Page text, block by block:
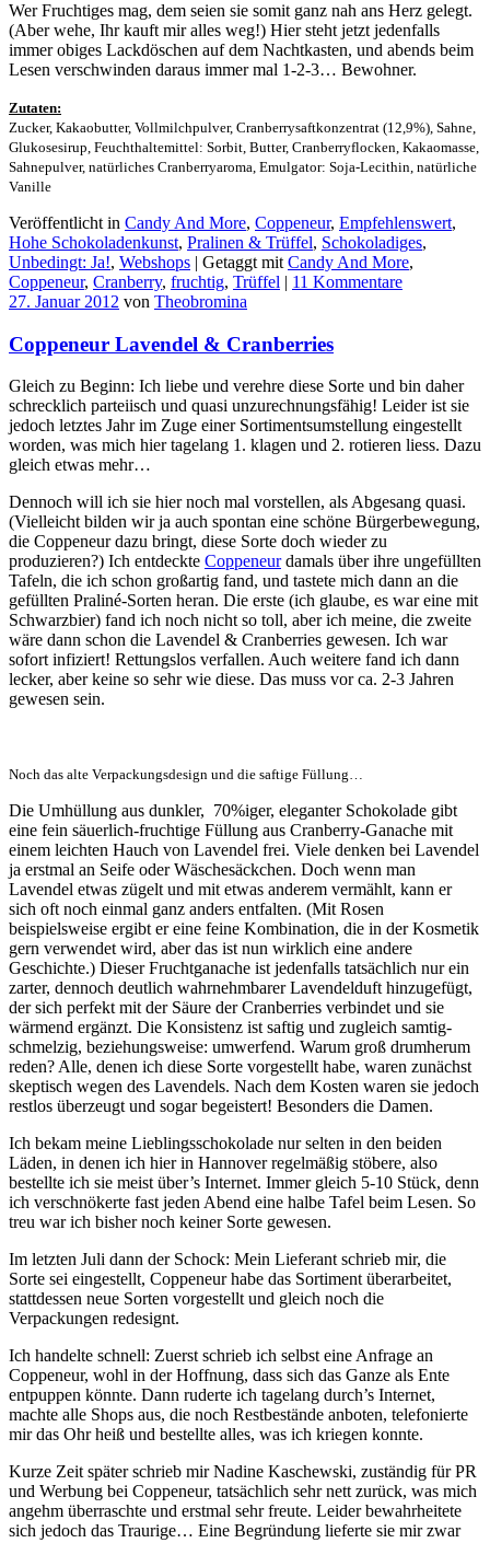
Wer Fruchtiges mag, dem seien sie somit ganz nah ans Herz gelegt.
(Aber wehe, Ihr kauft mir alles weg!) Hier steht jetzt jedenfalls
immer obiges Lackdöschen auf dem Nachtkasten, und abends beim
Lesen verschwinden daraus immer mal 1-2-3… Bewohner.
Zutaten:
Zucker, Kakaobutter, Vollmilchpulver, Cranberrysaftkonzentrat (12,9%), Sahne,
Glukosesirup, Feuchthaltemittel: Sorbit, Butter, Cranberryflocken, Kakaomasse,
Sahnepulver, natürliches Cranberryaroma, Emulgator: Soja-Lecithin, natürliche
Vanille
Veröffentlicht in Candy And More, Coppeneur, Empfehlenswert,
Hohe Schokoladenkunst, Pralinen & Trüffel, Schokoladiges,
Unbedingt: Ja!, Webshops | Getaggt mit Candy And More,
Coppeneur, Cranberry, fruchtig, Trüffel | 11 Kommentare
27. Januar 2012 von Theobromina
Coppeneur Lavendel & Cranberries
Gleich zu Beginn: Ich liebe und verehre diese Sorte und bin daher
schrecklich parteiisch und quasi unzurechnungsfähig! Leider ist sie
jedoch letztes Jahr im Zuge einer Sortimentsumstellung eingestellt
worden, was mich hier tagelang 1. klagen und 2. rotieren liess. Dazu
gleich etwas mehr…
Dennoch will ich sie hier noch mal vorstellen, als Abgesang quasi.
(Vielleicht bilden wir ja auch spontan eine schöne Bürgerbewegung,
die Coppeneur dazu bringt, diese Sorte doch wieder zu
produzieren?) Ich entdeckte Coppeneurdamals über ihre ungefüllten
Tafeln, die ich schon großartig fand, und tastete mich dann an die
gefüllten Praliné-Sorten heran. Die erste (ich glaube, es war eine mit
Schwarzbier) fand ich noch nicht so toll, aber ich meine, die zweite
wäre dann schon die Lavendel & Cranberries gewesen. Ich war
sofort infiziert! Rettungslos verfallen. Auch weitere fand ich dann
lecker, aber keine so sehr wie diese. Das muss vor ca. 2-3 Jahren
gewesen sein.
Noch das alte Verpackungsdesign und die saftige Füllung…
Die Umhüllung aus dunkler, 70%iger, eleganter Schokolade gibt
eine fein säuerlich-fruchtige Füllung aus Cranberry-Ganache mit
einem leichten Hauch von Lavendel frei. Viele denken bei Lavendel
ja erstmal an Seife oder Wäschesäckchen. Doch wenn man
Lavendel etwas zügelt und mit etwas anderem vermählt, kann er
sich oft noch einmal ganz anders entfalten. (Mit Rosen
beispielsweise ergibt er eine feine Kombination, die in der Kosmetik
gern verwendet wird, aber das ist nun wirklich eine andere
Geschichte.) Dieser Fruchtganache ist jedenfalls tatsächlich nur ein
zarter, dennoch deutlich wahrnehmbarer Lavendelduft hinzugefügt,
der sich perfekt mit der Säure der Cranberries verbindet und sie
wärmend ergänzt. Die Konsistenz ist saftig und zugleich samtig-
schmelzig, beziehungsweise: umwerfend. Warum groß drumherum
reden? Alle, denen ich diese Sorte vorgestellt habe, waren zunächst
skeptisch wegen des Lavendels. Nach dem Kosten waren sie jedoch
restlos überzeugt und sogar begeistert! Besonders die Damen.
Ich bekam meine Lieblingsschokolade nur selten in den beiden
Läden, in denen ich hier in Hannover regelmäßig stöbere, also
bestellte ich sie meist über’s Internet. Immer gleich 5-10 Stück, denn
ich verschnökerte fast jeden Abend eine halbe Tafel beim Lesen. So
treu war ich bisher noch keiner Sorte gewesen.
Im letzten Juli dann der Schock: Mein Lieferant schrieb mir, die
Sorte sei eingestellt, Coppeneur habe das Sortiment überarbeitet,
stattdessen neue Sorten vorgestellt und gleich noch die
Verpackungen redesignt.
Ich handelte schnell: Zuerst schrieb ich selbst eine Anfrage an
Coppeneur, wohl in der Hoffnung, dass sich das Ganze als Ente
entpuppen könnte. Dann ruderte ich tagelang durch’s Internet,
machte alle Shops aus, die noch Restbestände anboten, telefonierte
mir das Ohr heiß und bestellte alles, was ich kriegen konnte.
Kurze Zeit später schrieb mir Nadine Kaschewski, zuständig für PR
und Werbung bei Coppeneur, tatsächlich sehr nett zurück, was mich
angehm überraschte und erstmal sehr freute. Leider bewahrheitete
sich jedoch das Traurige… Eine Begründung lieferte sie mir zwar